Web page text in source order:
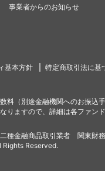
事業者からのお知らせ
基本方針 特定商取引法に基
料（別途金融機関へのお振込
りますので、詳細は各ファン
種金融商品取引業者 関東財
Reserved.